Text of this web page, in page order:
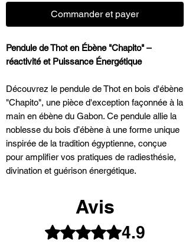
Commander et payer
Pendule de Thot en Ébène "Chapito" –
réactivité et Puissance Énergétique
Découvrez le pendule de Thot en bois d'ébène
"Chapito", une pièce d'exception façonnée à la
main en ébène du Gabon. Ce pendule allie la
noblesse du bois d’ébène à une forme unique
inspirée de la tradition égyptienne, conçue
pour amplifier vos pratiques de radiesthésie,
divination et guérison énergétique.
Caractéristiques du Pendule "Chapito" :
Matériau :
Bois d’ébène du Gabon, réputé
pour sa densité et sa robustesse, offrant
Avis
Noté 4,9 sur 5. 4.9